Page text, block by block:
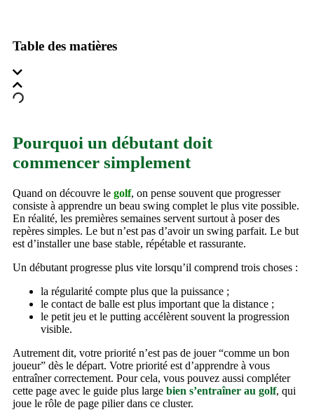
Table des matières
Pourquoi un débutant doit
commencer simplement
Quand on découvre le golf, on pense souvent que progresser
consiste à apprendre un beau swing complet le plus vite possible.
En réalité, les premières semaines servent surtout à poser des
repères simples. Le but n’est pas d’avoir un swing parfait. Le but
est d’installer une base stable, répétable et rassurante.
Un débutant progresse plus vite lorsqu’il comprend trois choses :
la régularité compte plus que la puissance ;
le contact de balle est plus important que la distance ;
le petit jeu et le putting accélèrent souvent la progression
visible.
Autrement dit, votre priorité n’est pas de jouer “comme un bon
joueur” dès le départ. Votre priorité est d’apprendre à vous
entraîner correctement. Pour cela, vous pouvez aussi compléter
cette page avec le guide plus large bien s’entraîner au golf, qui
joue le rôle de page pilier dans ce cluster.